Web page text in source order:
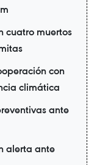
cuatro muertos
con
climática
ante
alerta ante